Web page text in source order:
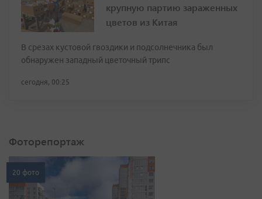
крупную партию зараженных
цветов из Китая
В срезах кустовой гвоздики и подсолнечника был
обнаружен западный цветочный трипс
сегодня, 00:25
Фоторепортаж
20 фото